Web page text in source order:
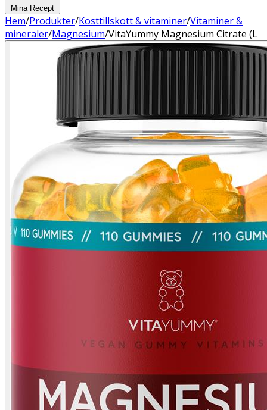
Mina Recept
Hem/Produkter/Kosttillskott & vitaminer/Vitaminer &
mineraler/Magnesium/VitaYummy Magnesium Citrate (L